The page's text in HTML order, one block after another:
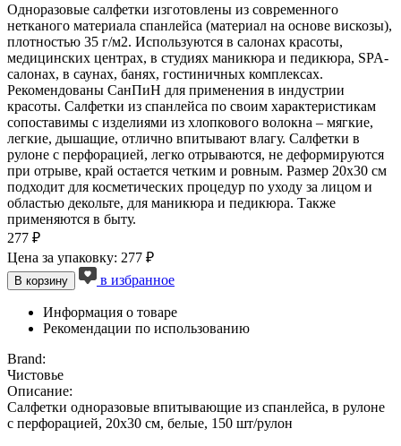
Одноразовые салфетки изготовлены из современного
нетканого материала спанлейса (материал на основе вискозы),
плотностью 35 г/м2. Используются в салонах красоты,
медицинских центрах, в студиях маникюра и педикюра, SPA-
салонах, в саунах, банях, гостиничных комплексах.
Рекомендованы СанПиН для применения в индустрии
красоты. Салфетки из спанлейса по своим характеристикам
сопоставимы с изделиями из хлопкового волокна – мягкие,
легкие, дышащие, отлично впитывают влагу. Салфетки в
рулоне с перфорацией, легко отрываются, не деформируются
при отрыве, край остается четким и ровным. Размер 20х30 см
подходит для косметических процедур по уходу за лицом и
областью декольте, для маникюра и педикюра. Также
применяются в быту.
277 ₽
Цена за упаковку: 277 ₽
В корзину в избранное
Информация о товаре
Рекомендации по использованию
Brand:
Чистовье
Описание:
Салфетки одноразовые впитывающие из спанлейса, в рулоне
с перфорацией, 20х30 см, белые, 150 шт/рулон